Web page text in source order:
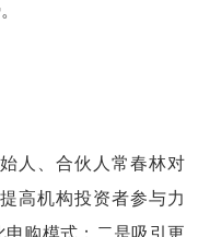
、合伙人常春林对
高机构投资者参与力
购模式；二是吸引更